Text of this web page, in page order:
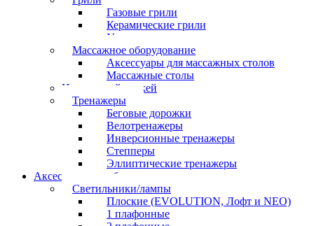
Газовые грили
Керамические грили
Угольные грили
Массажное оборудование
Аксессуары для массажных столов
Массажные столы
Настольный хоккей
Тренажеры
Беговые дорожки
Велотренажеры
Инверсионные тренажеры
Степперы
Эллиптические тренажеры
Аксессуары для бильярда
Светильники/лампы
Плоские (EVOLUTION, Лофт и NEO)
1 плафонные